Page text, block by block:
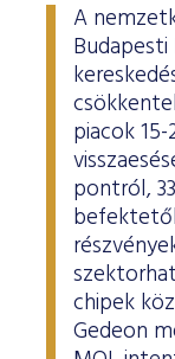
A
piacok
pontról,
chipek
Gedeon